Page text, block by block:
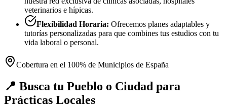
veterinarios e hípicas.
Flexibilidad Horaria: Ofrecemos planes adaptables y
tutorías personalizadas para que combines tus estudios con tu
vida laboral o personal.
Cobertura en el 100% de Municipios de España
📍 Busca tu Pueblo o Ciudad para
Prácticas Locales